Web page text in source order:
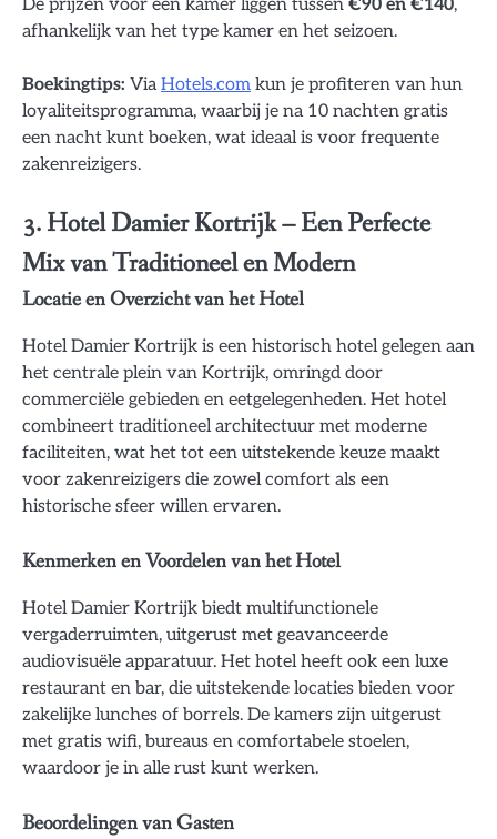
afhankelijk van het type kamer en het seizoen.
Boekingtips: ViaHotels.com kun je profiteren van hun
loyaliteitsprogramma, waarbij je na 10 nachten gratis
een nacht kunt boeken, wat ideaal is voor frequente
zakenreizigers.
3. Hotel Damier Kortrijk – Een Perfecte
Mix van Traditioneel en Modern
Locatie en Overzicht van het Hotel
Hotel Damier Kortrijk is een historisch hotel gelegen aan
het centrale plein van Kortrijk, omringd door
commerciële gebieden en eetgelegenheden. Het hotel
combineert traditioneel architectuur met moderne
faciliteiten, wat het tot een uitstekende keuze maakt
voor zakenreizigers die zowel comfort als een
historische sfeer willen ervaren.
Kenmerken en Voordelen van het Hotel
Hotel Damier Kortrijk biedt multifunctionele
vergaderruimten, uitgerust met geavanceerde
audiovisuële apparatuur. Het hotel heeft ook een luxe
restaurant en bar, die uitstekende locaties bieden voor
zakelijke lunches of borrels. De kamers zijn uitgerust
met gratis wifi, bureaus en comfortabele stoelen,
waardoor je in alle rust kunt werken.
Beoordelingen van Gasten